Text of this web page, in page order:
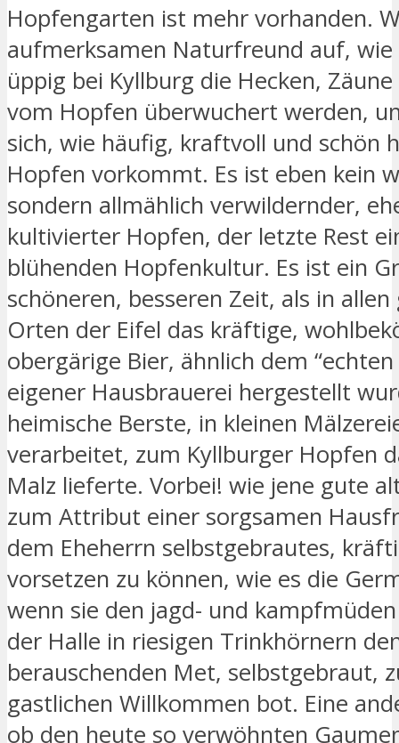
Hopfengarten ist mehr vorhanden.
aufmerksamen Naturfreund auf, wie
üppig bei Kyllburg die Hecken,
vom Hopfen überwuchert werden,
sich, wie häufig, kraftvoll und schön
Hopfen vorkommt. Es ist eben kein
sondern allmählich verwildernder,
kultivierter Hopfen, der letzte Rest
blühenden Hopfenkultur. Es ist ein
schöneren, besseren Zeit, als in
Orten der Eifel das kräftige,
obergärige Bier, ähnlich dem “echten
eigener Hausbrauerei hergestellt
heimische Berste, in kleinen
verarbeitet, zum Kyllburger Hopfen
Malz lieferte. Vorbei! wie jene gute
zum Attribut einer sorgsamen
dem Eheherrn selbstgebrautes,
vorsetzen zu können, wie es die
wenn sie den jagd- und
der Halle in riesigen Trinkhörnern
berauschenden Met, selbstgebraut,
gastlichen Willkommen bot. Eine
ob den heute so verwöhnten